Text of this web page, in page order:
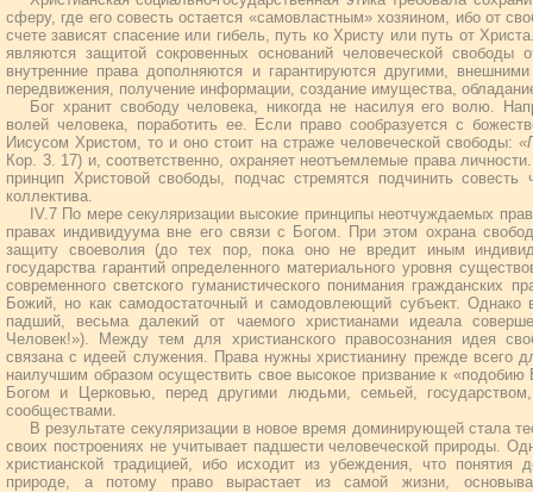
сферу, где его совесть остается «самовластным» хозяином, ибо от
счете зависят спасение или гибель, путь ко Христу или путь от
являются защитой сокровенных оснований человеческой свободы
внутренние права дополняются и гарантируются другими,
передвижения, получение информации, создание имущества,
Бог хранит свободу человека, никогда не насилуя его волю.
волей человека, поработить ее. Если право сообразуется с
Иисусом Христом, то и оно стоит на страже человеческой свободы:
Кор. 3. 17) и, соответственно, охраняет неотъемлемые права
принцип Христовой свободы, подчас стремятся подчинить
коллектива.
IV.7 По мере секуляризации высокие принципы неотчуждаемых
правах индивидуума вне его связи с Богом. При этом охрана
защиту своеволия (до тех пор, пока оно не вредит иным
государства гарантий определенного материального уровня
современного светского гуманистического понимания гражданских
Божий, но как самодостаточный и самодовлеющий субъект. Однако
падший, весьма далекий от чаемого христианами идеала
Человек!»). Между тем для христианского правосознания идея
связана с идеей служения. Права нужны христианину прежде всего
наилучшим образом осуществить свое высокое призвание к
Богом и Церковью, перед другими людьми, семьей,
сообществами.
В результате секуляризации в новое время доминирующей стала
своих построениях не учитывает падшести человеческой природы.
христианской традицией, ибо исходит из убеждения, что понятия
природе, а потому право вырастает из самой жизни,